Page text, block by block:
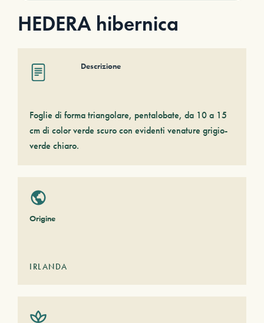
HEDERA hibernica
Descrizione
Foglie di forma triangolare, pentalobate, da 10 a 15
cm di color verde scuro con evidenti venature grigio-
verde chiaro.
Origine
IRLANDA